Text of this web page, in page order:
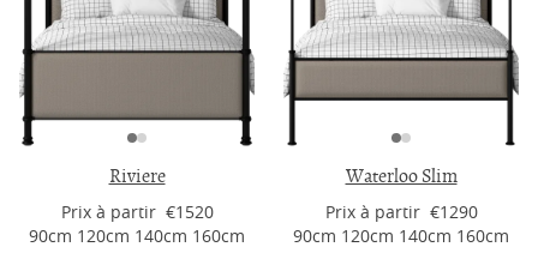
Riviere
Prix ​​à partir €1520
90cm 120cm 140cm 160cm
Waterloo Slim
Prix ​​à partir €1290
90cm 120cm 140cm 160cm